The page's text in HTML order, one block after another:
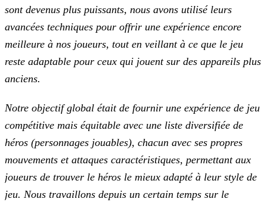
sont devenus plus puissants, nous avons utilisé leurs
avancées techniques pour offrir une expérience encore
meilleure à nos joueurs, tout en veillant à ce que le jeu
reste adaptable pour ceux qui jouent sur des appareils plus
anciens.
Notre objectif global était de fournir une expérience de jeu
compétitive mais équitable avec une liste diversifiée de
héros (personnages jouables), chacun avec ses propres
mouvements et attaques caractéristiques, permettant aux
joueurs de trouver le héros le mieux adapté à leur style de
jeu. Nous travaillons depuis un certain temps sur le